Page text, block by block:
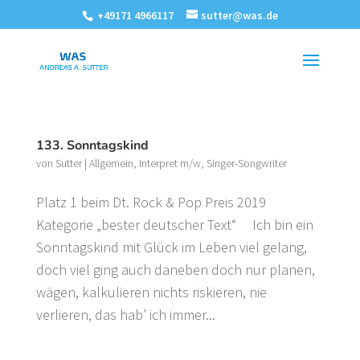
+49171 4966117 sutter@was.de
133. Sonntagskind
von Sutter| Allgemein, Interpret m/w, Singer-Songwriter
Platz 1 beim Dt. Rock & Pop Preis 2019
Kategorie „bester deutscher Text“ Ich bin ein
Sonntagskind mit Glück im Leben viel gelang,
doch viel ging auch daneben doch nur planen,
wägen, kalkulieren nichts riskieren, nie
verlieren, das hab’ ich immer...